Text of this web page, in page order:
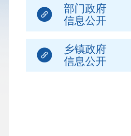
部门政府
信息公开
乡镇政府
信息公开